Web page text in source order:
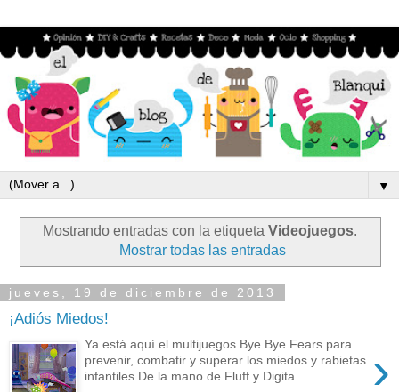
▼
Mostrando entradas con la etiqueta Videojuegos.
Mostrar todas las entradas
jueves, 19 de diciembre de 2013
¡Adiós Miedos!
›
Ya está aquí el multijuegos Bye Bye Fears para
prevenir, combatir y superar los miedos y rabietas
infantiles De la mano de Fluff y Digita...